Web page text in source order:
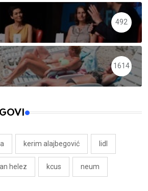
492
1614
kerim alajbegović lidl
helez kcus neum